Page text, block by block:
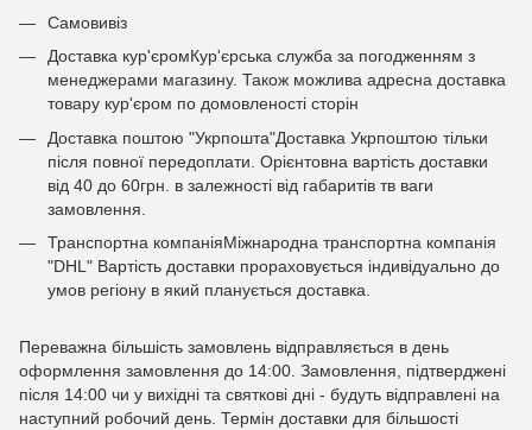
Самовивіз
Доставка кур'єромКур'єрська служба за погодженням з
менеджерами магазину. Також можлива адресна доставка
товару кур'єром по домовленості сторін
Доставка поштою "Укрпошта"Доставка Укрпоштою тільки
після повної передоплати. Орієнтовна вартість доставки
від 40 до 60грн. в залежності від габаритів тв ваги
замовлення.
Транспортна компаніяМіжнародна транспортна компанія
"DHL" Вартість доставки прораховується індивідуально до
умов регіону в який планується доставка.
Переважна більшість замовлень відправляється в день
оформлення замовлення до 14:00. Замовлення, підтверджені
після 14:00 чи у вихідні та святкові дні - будуть відправлені на
наступний робочий день. Термін доставки для більшості